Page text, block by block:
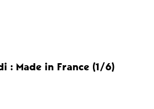
: Made in France (1/6)